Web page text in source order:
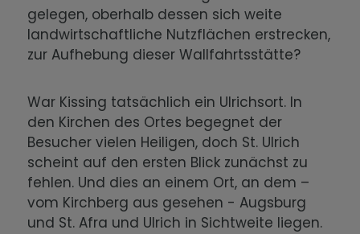
gelegen, oberhalb dessen sich weite
landwirtschaftliche Nutzflächen erstrecken,
zur Aufhebung dieser Wallfahrtsstätte?
War Kissing tatsächlich ein Ulrichsort. In
den Kirchen des Ortes begegnet der
Besucher vielen Heiligen, doch St. Ulrich
scheint auf den ersten Blick zunächst zu
fehlen. Und dies an einem Ort, an dem –
vom Kirchberg aus gesehen - Augsburg
und St. Afra und Ulrich in Sichtweite liegen.